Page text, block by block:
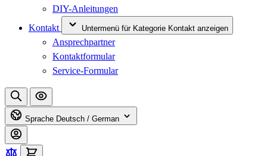
DIY-Anleitungen
Kontakt
Untermenü für Kategorie Kontakt anzeigen
Ansprechpartner
Kontaktformular
Service-Formular
Sprache Deutsch / German